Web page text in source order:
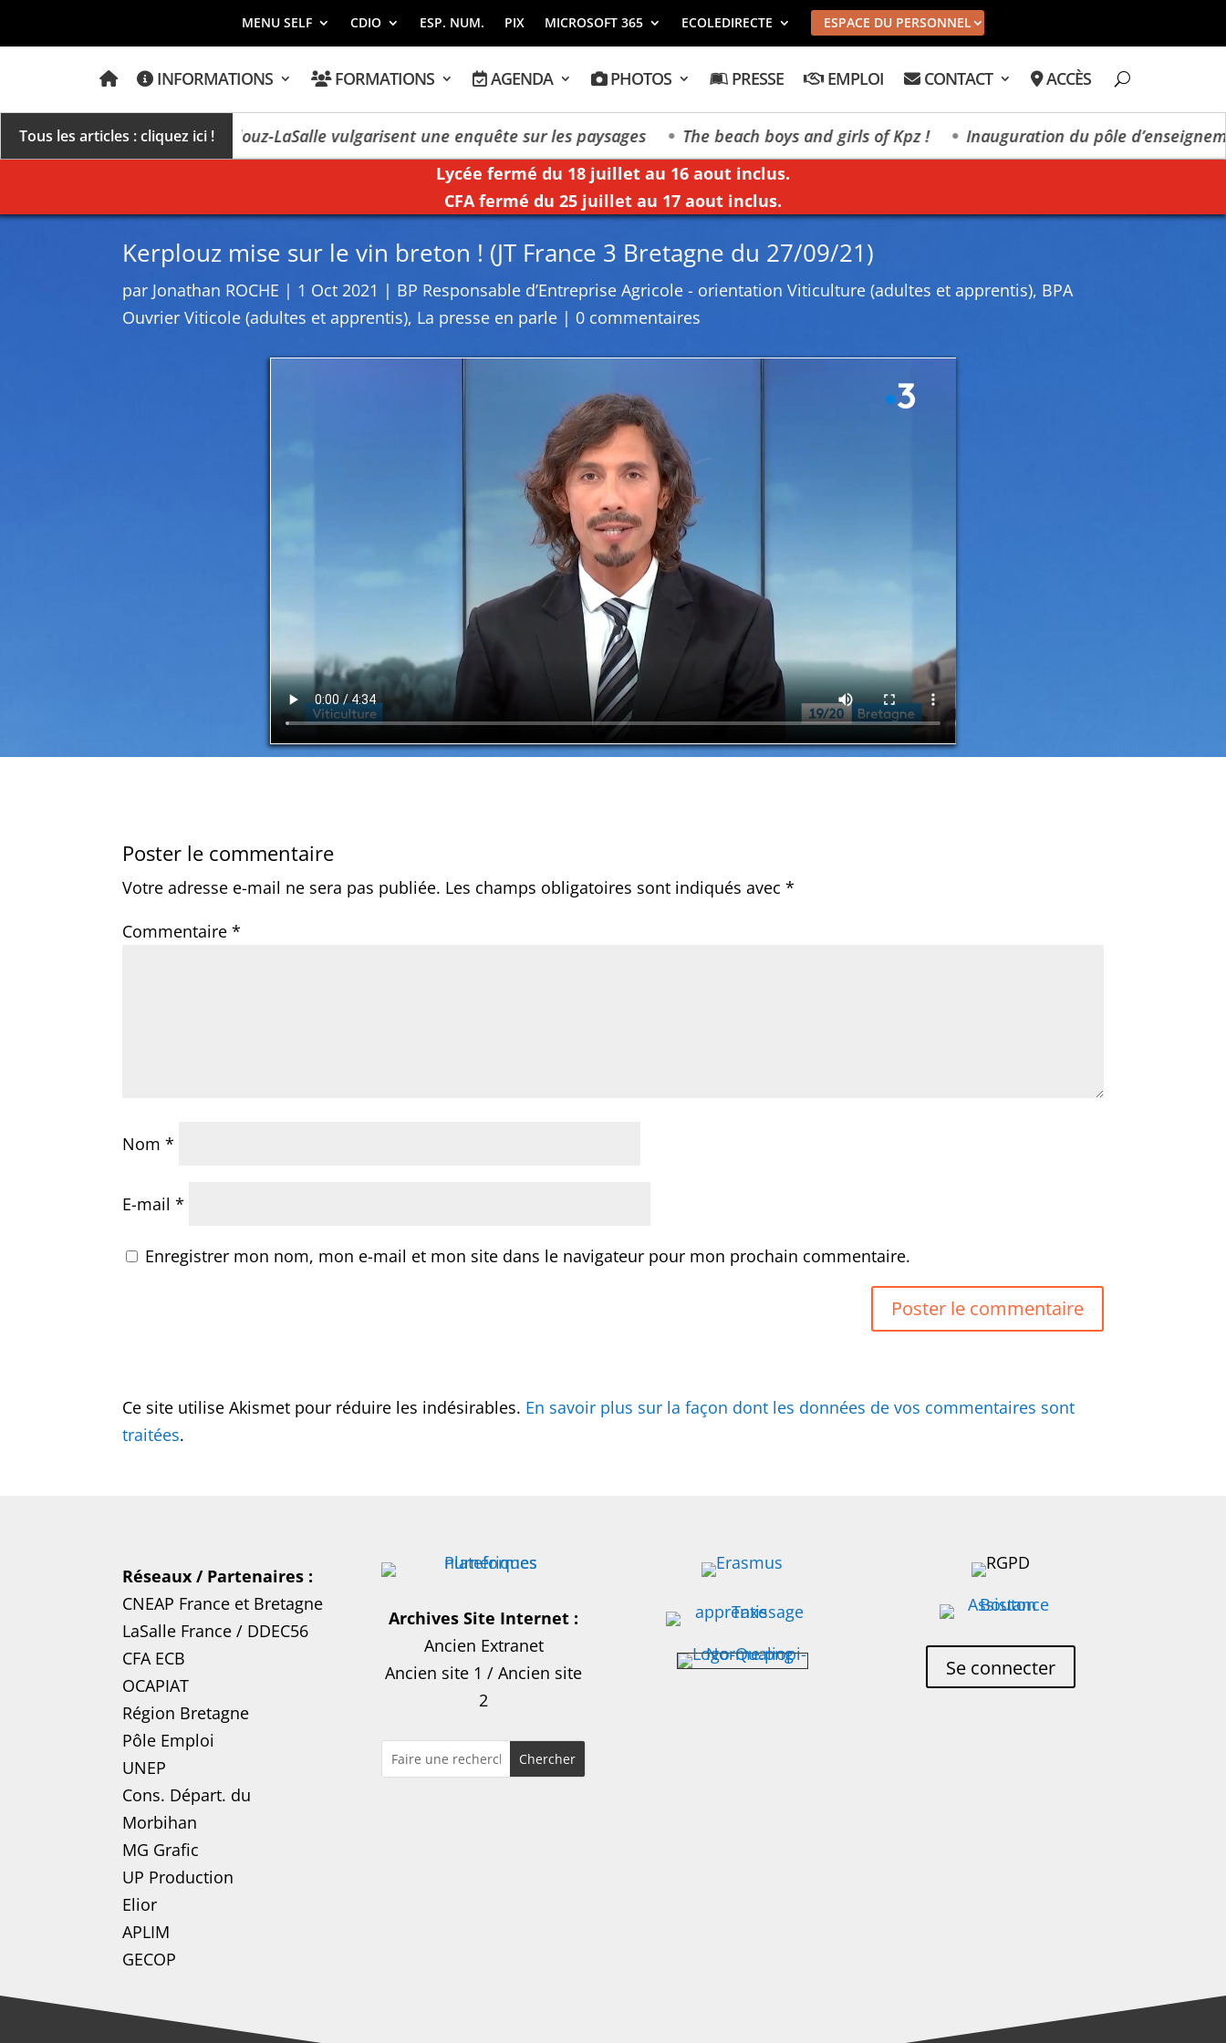
MENU SELF CDIO ESP. NUM. PIX MICROSOFT 365 ECOLEDIRECTE ESPACE DU PERSONNEL
A
U
E
I
L
INFORMATIONS FORMATIONS AGENDA PHOTOS PRESSE EMPLOI CONTACT ACCÈS
Tous les articles : cliquez ici !
Des étudiants de Kerplouz-LaSalle vulgarisent une enquête sur les paysages The beach boys and girls of Kpz !
Inauguration du pôle
Lycée fermé du 18 juillet au 16 aout inclus.
CFA fermé du 25 juillet au 17 aout inclus.
Kerplouz mise sur le vin breton ! (JT France 3 Bretagne du 27/09/21)
par Jonathan ROCHE | 1 Oct 2021 | BP Responsable d’Entreprise Agricole - orientation Viticulture (adultes et apprentis), BPA
Ouvrier Viticole (adultes et apprentis), La presse en parle | 0 commentaires
Poster le commentaire
Votre adresse e-mail ne sera pas publiée. Les champs obligatoires sont indiqués avec*
Commentaire*
Nom*
E-mail*
Enregistrer mon nom, mon e-mail et mon site dans le navigateur pour mon prochain commentaire.
Ce site utilise Akismet pour réduire les indésirables. En savoir plus sur la façon dont les données de vos commentaires sont
traitées.
Réseaux / Partenaires :
CNEAP France et Bretagne
LaSalle France / DDEC56
CFA ECB
OCAPIAT
Région Bretagne
Pôle Emploi
UNEP
Cons. Départ. du
Morbihan
MG Grafic
UP Production
Elior
APLIM
GECOP
Archives Site Internet :
Ancien Extranet
Ancien site 1 /Ancien site
2
Se connecter